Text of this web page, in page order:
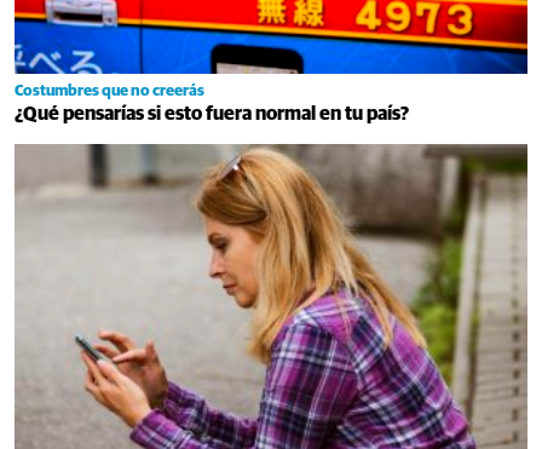
Costumbres que no creerás
¿Qué pensarías si esto fuera normal en tu país?